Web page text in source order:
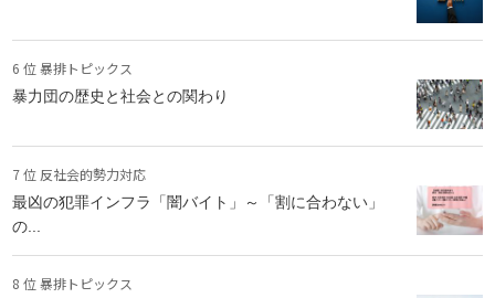
6 位 暴排トピックス
暴力団の歴史と社会との関わり
7 位 反社会的勢力対応
最凶の犯罪インフラ「闇バイト」～「割に合わない」
の...
8 位 暴排トピックス